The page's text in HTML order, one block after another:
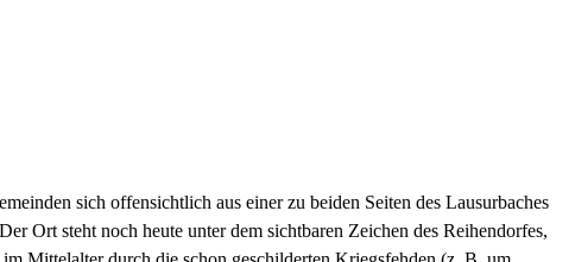
sich offensichtlich aus einer zu beiden Seiten des Lausurbaches
Ort steht noch heute unter dem sichtbaren Zeichen des Reihendorfes,